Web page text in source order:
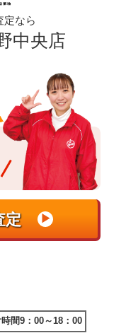
定なら
中央店
間9：00～18：00